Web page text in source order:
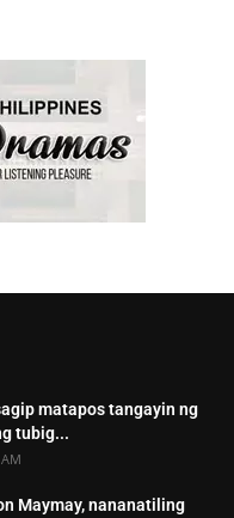
matapos tangayin ng
tubig...
Maymay, nananatiling